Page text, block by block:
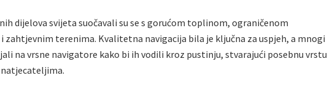
dijelova svijeta suočavali su se s gorućom toplinom, ograničenom
zahtjevnim terenima. Kvalitetna navigacija bila je ključna za uspjeh, a mnogi
na vrsne navigatore kako bi ih vodili kroz pustinju, stvarajući posebnu vrstu